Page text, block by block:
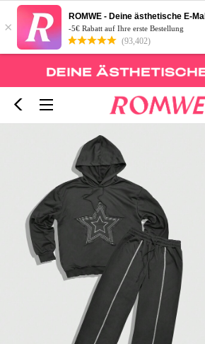
×
ROMWE - Deine ästhetische E-Mall
-5€ Rabatt auf Ihre erste Bestellung
(93,402)